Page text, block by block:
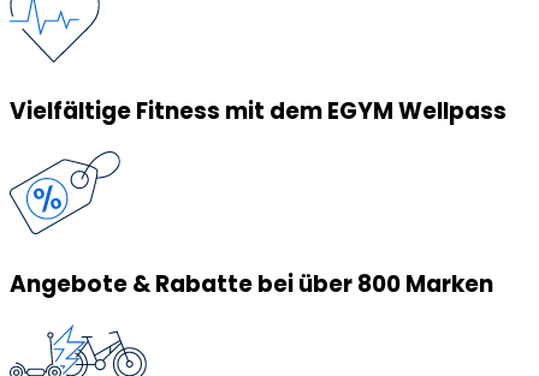
Vielfältige Fitness mit dem EGYM Wellpass
Angebote & Rabatte bei über 800 Marken